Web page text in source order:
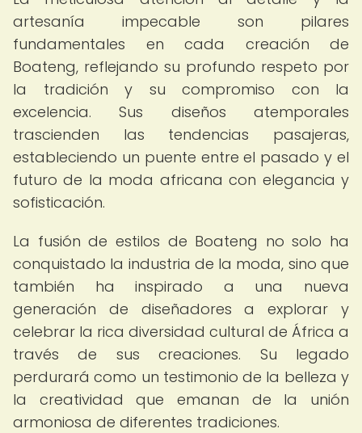
artesanía impecable son pilares
fundamentales en cada creación de
Boateng, reflejando su profundo respeto por
la tradición y su compromiso con la
excelencia. Sus diseños atemporales
trascienden las tendencias pasajeras,
estableciendo un puente entre el pasado y el
futuro de la moda africana con elegancia y
sofisticación.
La fusión de estilos de Boateng no solo ha
conquistado la industria de la moda, sino que
también ha inspirado a una nueva
generación de diseñadores a explorar y
celebrar la rica diversidad cultural de África a
través de sus creaciones. Su legado
perdurará como un testimonio de la belleza y
la creatividad que emanan de la unión
armoniosa de diferentes tradiciones.